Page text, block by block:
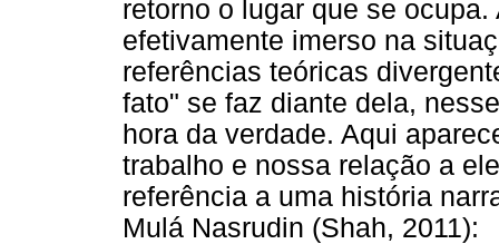
retorno o lugar que se
efetivamente imerso na
referências teóricas
fato" se faz diante dela,
hora da verdade. Aqui
trabalho e nossa relação a
referência a uma história
Mulá Nasrudin (Shah, 2011):